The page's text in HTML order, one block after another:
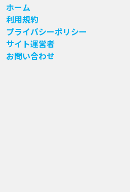
ホーム
利用規約
プライバシーポリシー
サイト運営者
お問い合わせ